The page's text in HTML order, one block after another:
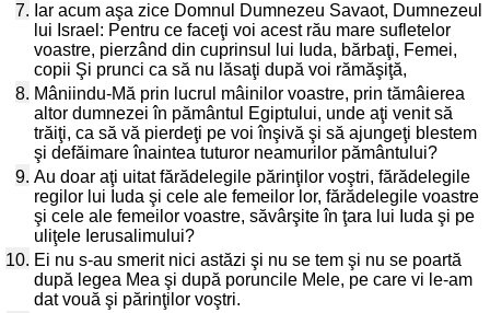
7. Iar acum aşa zice Domnul Dumnezeu Savaot, Dumnezeul
lui Israel: Pentru ce faceţi voi acest rău mare sufletelor
voastre, pierzând din cuprinsul lui Iuda, bărbaţi, Femei,
copii Şi prunci ca să nu lăsaţi după voi rămăşiţă,
8. Mâniindu-Mă prin lucrul mâinilor voastre, prin tămâierea
altor dumnezei în pământul Egiptului, unde aţi venit să
trăiţi, ca să vă pierdeţi pe voi înşivă şi să ajungeţi blestem
şi defăimare înaintea tuturor neamurilor pământului?
9. Au doar aţi uitat fărădelegile părinţilor voştri, fărădelegile
regilor lui Iuda şi cele ale femeilor lor, fărădelegile voastre
şi cele ale femeilor voastre, săvârşite în ţara lui Iuda şi pe
uliţele Ierusalimului?
10. Ei nu s-au smerit nici astăzi şi nu se tem şi nu se poartă
după legea Mea şi după poruncile Mele, pe care vi le-am
dat vouă şi părinţilor voştri.